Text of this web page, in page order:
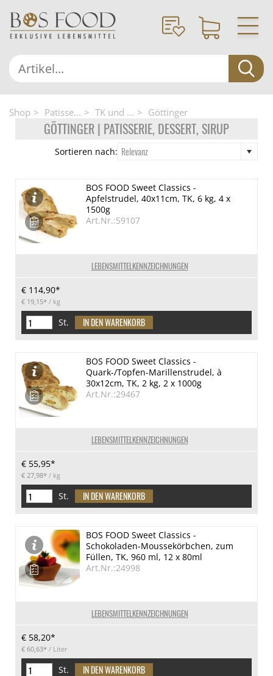
Shop Patisse... TK und ... Göttinger
GÖTTINGER | PATISSERIE, DESSERT, SIRUP
Sortieren nach: Relevanz
LEBENSMITTELKENNZEICHNUNGEN
BOS FOOD Sweet Classics -
Apfelstrudel, 40x11cm, TK, 6 kg, 4 x
1500g
Art.Nr.:59107
€ 114,90*
€ 19,15* / kg
St.
LEBENSMITTELKENNZEICHNUNGEN
BOS FOOD Sweet Classics -
Quark-/Topfen-Marillenstrudel, à
30x12cm, TK, 2 kg, 2 x 1000g
Art.Nr.:29467
€ 55,95*
€ 27,98* / kg
St.
LEBENSMITTELKENNZEICHNUNGEN
BOS FOOD Sweet Classics -
Schokoladen-Moussekörbchen, zum
Füllen, TK, 960 ml, 12 x 80ml
Art.Nr.:24998
€ 58,20*
€ 60,63* / Liter
St.